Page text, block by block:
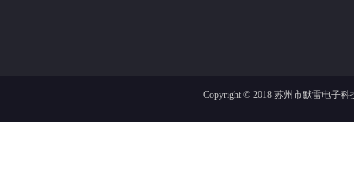
Copyright © 2018 苏州市默雷电子科